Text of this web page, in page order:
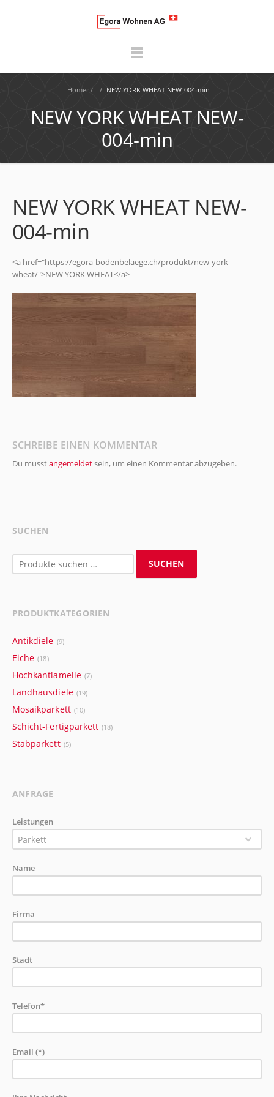
Home / / NEW YORK WHEAT NEW-004-min
NEW YORK WHEAT NEW-
004-min
NEW YORK WHEAT NEW-
004-min
<a href="https://egora-bodenbelaege.ch/produkt/new-york-
wheat/">NEW YORK WHEAT</a>
SCHREIBE EINEN KOMMENTAR
Du musstangemeldetsein, um einen Kommentar abzugeben.
SUCHEN
Suchen
nach:
SUCHEN
PRODUKTKATEGORIEN
Antikdiele (9)
Eiche (18)
Hochkantlamelle (7)
Landhausdiele (19)
Mosaikparkett (10)
Schicht-Fertigparkett (18)
Stabparkett (5)
ANFRAGE
Leistungen
Parkett
Name
Firma
Stadt
Telefon*
Email (*)